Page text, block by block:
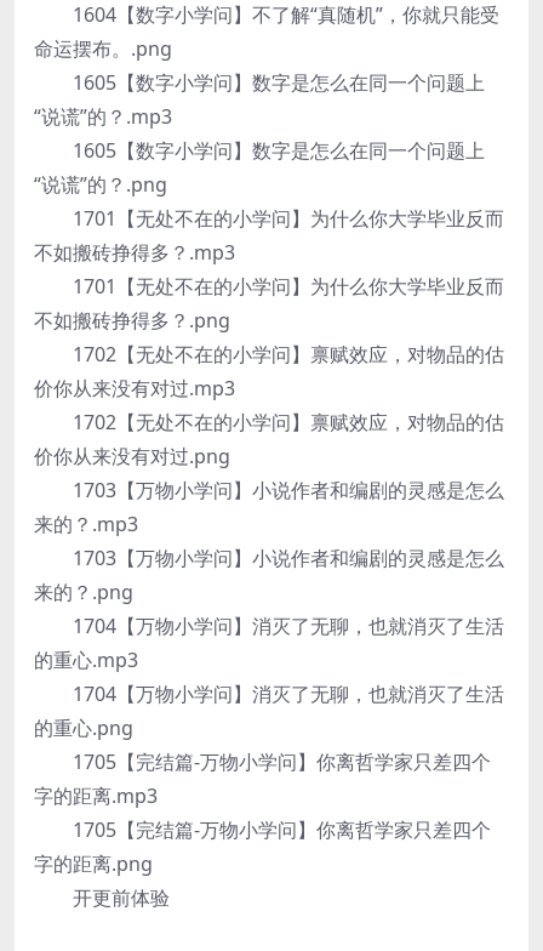
1604【数字小学问】不了解“真随机”，你就只能受
命运摆布。.png
1605【数字小学问】数字是怎么在同一个问题上
“说谎”的？.mp3
1605【数字小学问】数字是怎么在同一个问题上
“说谎”的？.png
1701【无处不在的小学问】为什么你大学毕业反而
不如搬砖挣得多？.mp3
1701【无处不在的小学问】为什么你大学毕业反而
不如搬砖挣得多？.png
1702【无处不在的小学问】禀赋效应，对物品的估
价你从来没有对过.mp3
1702【无处不在的小学问】禀赋效应，对物品的估
价你从来没有对过.png
1703【万物小学问】小说作者和编剧的灵感是怎么
来的？.mp3
1703【万物小学问】小说作者和编剧的灵感是怎么
来的？.png
1704【万物小学问】消灭了无聊，也就消灭了生活
的重心.mp3
1704【万物小学问】消灭了无聊，也就消灭了生活
的重心.png
1705【完结篇-万物小学问】你离哲学家只差四个
字的距离.mp3
1705【完结篇-万物小学问】你离哲学家只差四个
字的距离.png
开更前体验